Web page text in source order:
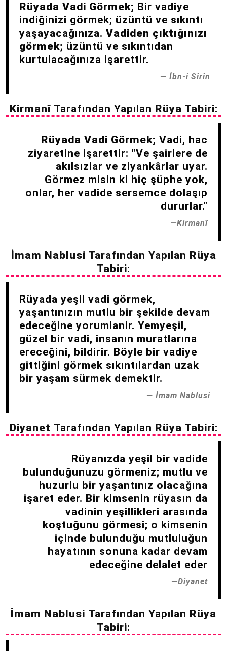
Rüyada Vadi Görmek; Bir vadiye
indiğinizi görmek; üzüntü ve sıkıntı
yaşayacağınıza. Vadiden çıktığınızı
görmek; üzüntü ve sıkıntıdan
kurtulacağınıza işarettir.
İbn-i Sîrîn
KirmanîTarafından Yapılan Rüya Tabiri:
Rüyada Vadi Görmek; Vadi, hac
ziyaretine işarettir: "Ve şairlere de
akılsızlar ve ziyankârlar uyar.
Görmez misin ki hiç şüphe yok,
onlar, her vadide sersemce dolaşıp
dururlar."
Kirmanî
İmam Nablusi Tarafından Yapılan Rüya
Tabiri:
Rüyada yeşil vadi görmek,
yaşantınızın mutlu bir şekilde devam
edeceğine yorumlanir. Yemyeşil,
güzel bir vadi, insanın muratlarına
ereceğini, bildirir. Böyle bir vadiye
gittiğini görmek sıkıntılardan uzak
bir yaşam sürmek demektir.
İmam Nablusi
Diyanet Tarafından Yapılan Rüya Tabiri:
Rüyanızda yeşil bir vadide
bulunduğunuzu görmeniz; mutlu ve
huzurlu bir yaşantınız olacağına
işaret eder. Bir kimsenin rüyasın da
vadinin yeşillikleri arasında
koştuğunu görmesi; o kimsenin
içinde bulunduğu mutluluğun
hayatının sonuna kadar devam
edeceğine delalet eder
Diyanet
İmam Nablusi Tarafından Yapılan Rüya
Tabiri: